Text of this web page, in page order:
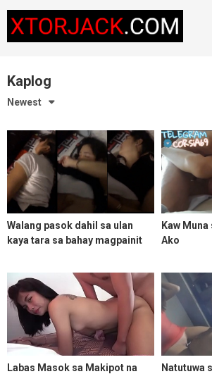
content
Kaplog
Newest
Walang pasok dahil sa ulan
kaya tara sa bahay magpainit
Kaw
Ako
Labas Masok sa Makipot na
Natutuwa